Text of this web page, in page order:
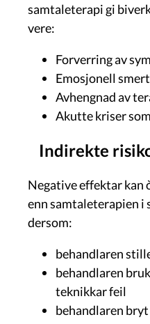
samtaleterapi gi
vere:
Forverring av
Emosjonell
Avhengnad av
Akutte kriser
Indirekte
Negative effektar kan
enn samtaleterapien i
dersom:
behandlaren
behandlaren
teknikkar feil
behandlaren